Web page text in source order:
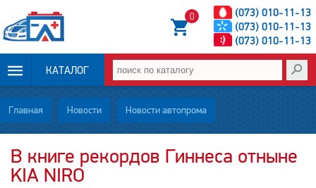
(073) 010-11-13
(073) 010-11-13
(073) 010-11-13
0
КАТАЛОГ
ОПЛАТА И
ДОСТАВКА
НОВОСТИ
Главная Новости Новости автопрома
В книге рекордов Гиннеса отныне
KIA NIRO